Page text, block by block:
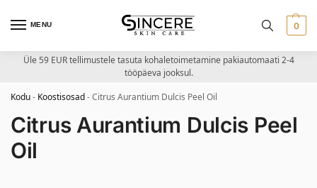
MENU 0
Üle 59 EUR tellimustele tasuta kohaletoimetamine pakiautomaati 2-4
tööpäeva jooksul.
Kodu- Koostisosad-Citrus Aurantium Dulcis Peel Oil
Citrus Aurantium Dulcis Peel
Oil